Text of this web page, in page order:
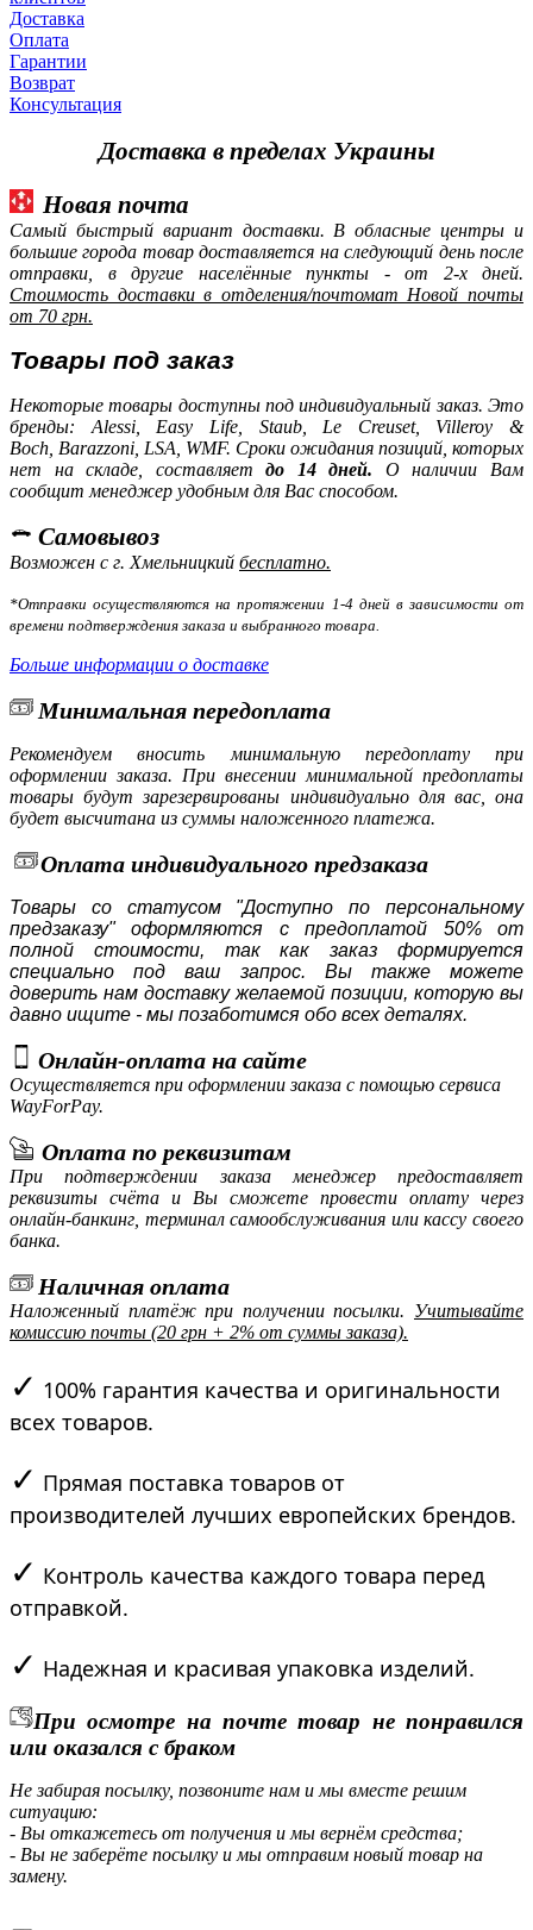
Доставка
Оплата
Гарантии
Возврат
Консультация
Доставка в пределах Украины
Новая почта
Самый быстрый вариант доставки. В обласные центры и
большие города товар доставляется на следующий день после
отправки, в другие населённые пункты - от 2-х дней.
Стоимость доставки в отделения/почтомат Новой почты
от 70 грн.
Товары под заказ
Некоторые товары доступны под индивидуальный заказ. Это
бренды: Alessi, Easy Life, Staub, Le Creuset, Villeroy &
Boch, Barazzoni, LSA, WMF. Сроки ожидания позиций, которых
нет на складе, составляет до 14 дней. О наличии Вам
сообщит менеджер удобным для Вас способом.
Самовывоз
Возможен с г. Хмельницкий бесплатно.
*Отправки осуществляются на протяжении 1-4 дней в зависимости от
времени подтверждения заказа и выбранного товара.
Больше информации о доставке
Минимальная передоплата
Рекомендуем вносить минимальную передоплату при
оформлении заказа. При внесении минимальной предоплаты
товары будут зарезервированы индивидуально для вас, она
будет высчитана из суммы наложенного платежа.
Оплата индивидуального предзаказа
Товары со статусом "Доступно по персональному
предзаказу" оформляются с предоплатой 50% от
полной стоимости, так как заказ формируется
специально под ваш запрос. Вы также можете
доверить нам доставку желаемой позиции, которую вы
давно ищите - мы позаботимся обо всех деталях.
Онлайн-оплата на сайте
Осуществляется при оформлении заказа с помощью сервиса
WayForPay.
Оплата по реквизитам
При подтверждении заказа менеджер предоставляет
реквизиты счёта и Вы сможете провести оплату через
онлайн-банкинг, терминал самообслуживания или кассу своего
банка.
Наличная оплата
Наложенный платёж при получении посылки. Учитывайте
комиссию почты (20 грн + 2% от суммы заказа).
✓ 100% гарантия качества и оригинальности
всех товаров.
✓ Прямая поставка товаров от
производителей лучших европейских брендов.
✓ Контроль качества каждого товара перед
отправкой.
✓ Надежная и красивая упаковка изделий.
При осмотре на почте товар не понравился
или оказался с браком
Не забирая посылку, позвоните нам и мы вместе решим
ситуацию:
- Вы откажетесь от получения и мы вернём средства;
- Вы не заберёте посылку и мы отправим новый товар на
замену.